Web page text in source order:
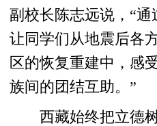
副校长陈志远说，“
让同学们从地震后各
区的恢复重建中，感
族间的团结互助。”
西藏始终把立德树